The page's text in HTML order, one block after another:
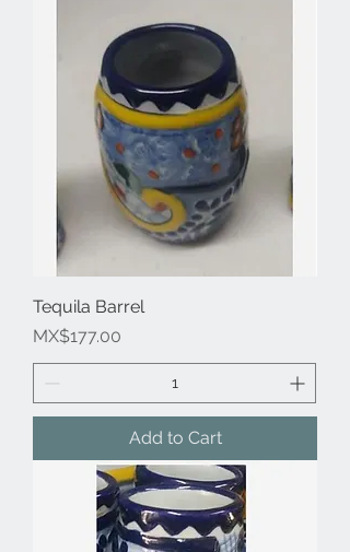
Tequila Barrel
Price
MX$177.00
Add to Cart